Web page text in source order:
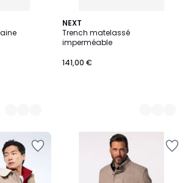
NEXT
Trench matelassé
imperméable
141,00 €
2
Couleurs